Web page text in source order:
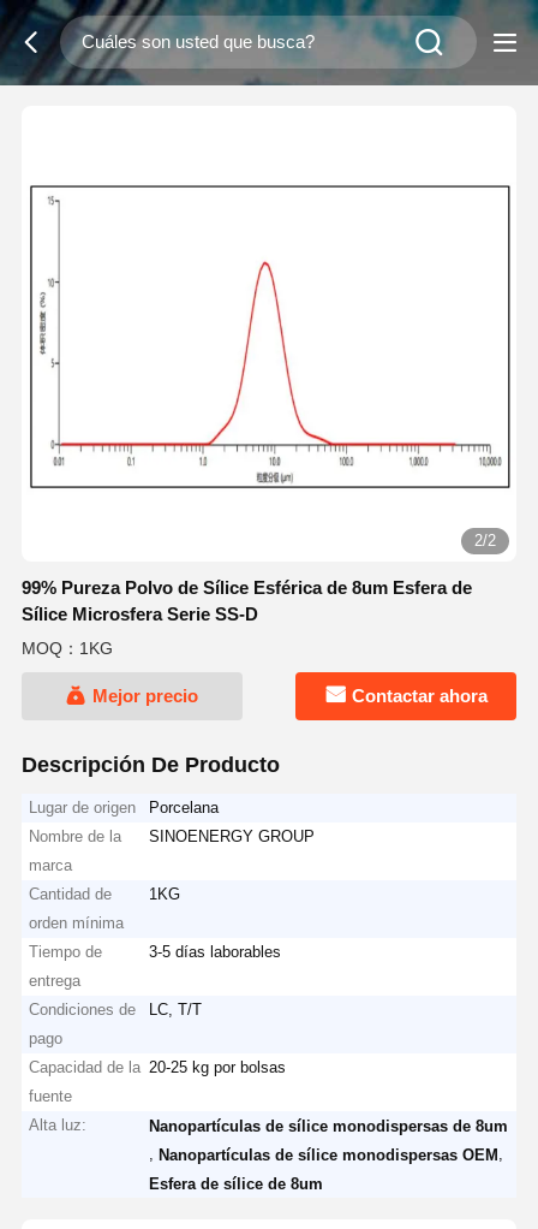
2/2
99% Pureza Polvo de Sílice Esférica de 8um Esfera de
Sílice Microsfera Serie SS-D
MOQ：1KG
Mejor precio Contactar ahora
Descripción De Producto
Lugar de origen
Porcelana
Nombre de la
marca
SINOENERGY GROUP
Cantidad de
orden mínima
1KG
Tiempo de
entrega
3-5 días laborables
Condiciones de
pago
LC, T/T
Capacidad de la
fuente
20-25 kg por bolsas
Alta luz:
Nanopartículas de sílice monodispersas de 8um
,Nanopartículas de sílice monodispersas OEM
Esfera de sílice de 8um